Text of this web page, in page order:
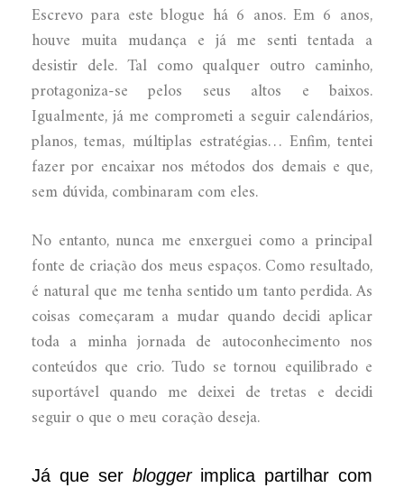
Escrevo para este blogue há 6 anos. Em 6 anos,
houve muita mudança e já me senti tentada a
desistir dele. Tal como qualquer outro caminho,
protagoniza-se pelos seus altos e baixos.
Igualmente, já me comprometi a seguir calendários,
planos, temas, múltiplas estratégias… Enfim, tentei
fazer por encaixar nos métodos dos demais e que,
sem dúvida, combinaram com eles.
No entanto, nunca me enxerguei como a principal
fonte de criação dos meus espaços. Como resultado,
é natural que me tenha sentido um tanto perdida. As
coisas começaram a mudar quando decidi aplicar
toda a minha jornada de autoconhecimento nos
conteúdos que crio. Tudo se tornou equilibrado e
suportável quando me deixei de tretas e decidi
seguir o que o meu coração deseja.
Já que ser bloggerimplica partilhar com